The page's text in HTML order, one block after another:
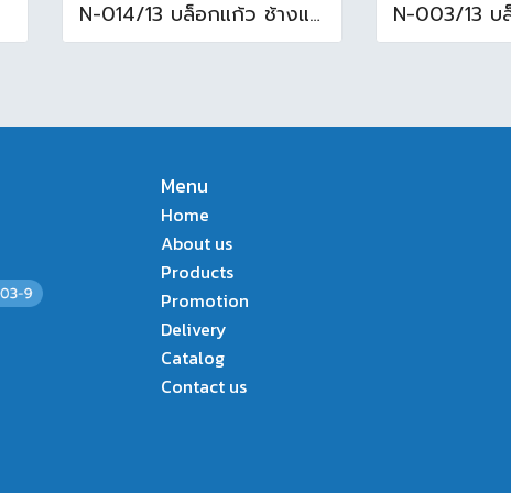
N-014/13 บล็อกแก้ว ช้างแแก้ว WOW หยาดเพชร ( 24x11.5x8 cm.)
Menu
Home
About us
Products
Promotion
Delivery
Catalog
Contact us